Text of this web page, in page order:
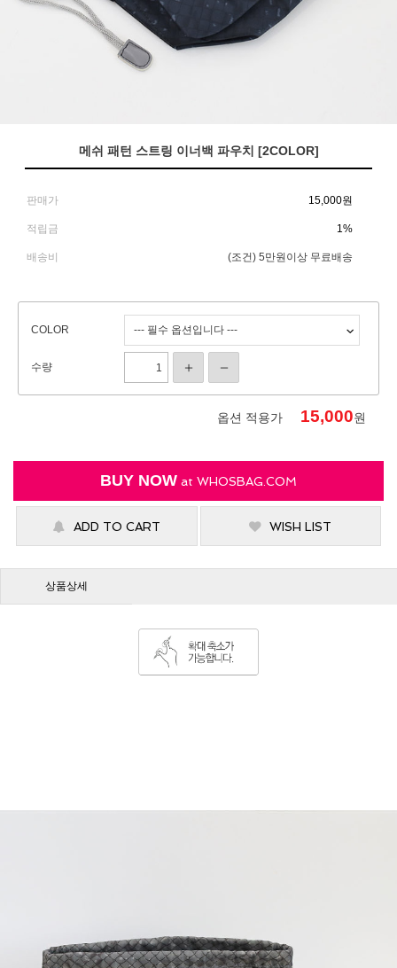
메쉬 패턴 스트링 이너백 파우치 [2COLOR]
판매가 15,000원
적립금 1%
배송비 (조건) 5만원이상 무료배송
COLOR
수량
옵션 적용가 15,000원
BUY NOW at WHOSBAG.COM
ADD TO CART WISH LIST
상품상세